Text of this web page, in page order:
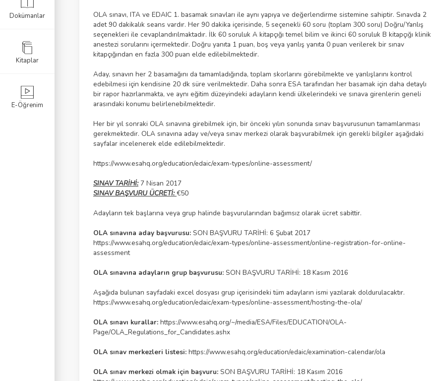
OLA sınavı, ITA ve EDAIC 1. basamak sınavları ile aynı yapıya ve değerlendirme sistemine sahiptir. Sınavda 2
adet 90 dakikalık seans vardır. Her 90 dakika içerisinde, 5 seçenekli 60 soru (toplam 300 soru) Doğru/Yanlış
seçenekleri ile cevaplandırılmaktadır. İlk 60 soruluk A kitapçığı temel bilim ve ikinci 60 soruluk B kitapçığı klinik
anestezi sorularını içermektedir. Doğru yanıta 1 puan, boş veya yanlış yanıta 0 puan verilerek bir sınav
kitapçığından en fazla 300 puan elde edilebilmektedir.
Aday, sınavın her 2 basamağını da tamamladığında, toplam skorlarını görebilmekte ve yanlışlarını kontrol
edebilmesi için kendisine 20 dk süre verilmektedir. Daha sonra ESA tarafından her basamak için daha detaylı
bir rapor hazırlanmakta, ve aynı eğitim düzeyindeki adayların kendi ülkelerindeki ve sınava girenlerin geneli
arasındaki konumu belirlenebilmektedir.
Her bir yıl sonraki OLA sınavına girebilmek için, bir önceki yılın sonunda sınav başvurusunun tamamlanması
gerekmektedir. OLA sınavına aday ve/veya sınav merkezi olarak başvurabilmek için gerekli bilgiler aşağıdaki
sayfalar incelenerek elde edilebilmektedir.
https://www.esahq.org/education/edaic/exam-types/online-assessment/
SINAV TARİHİ:7 Nisan 2017
SINAV BAŞVURU ÜCRETİ:€50
Adayların tek başlarına veya grup halinde başvurularından bağımsız olarak ücret sabittir.
OLA sınavına aday başvurusu: SON BAŞVURU TARİHİ: 6 Şubat 2017
https://www.esahq.org/education/edaic/exam-types/online-assessment/online-registration-for-online-
assessment
OLA sınavına adayların grup başvurusu: SON BAŞVURU TARİHİ: 18 Kasım 2016
Aşağıda bulunan sayfadaki excel dosyası grup içerisindeki tüm adayların ismi yazılarak doldurulacaktır.
https://www.esahq.org/education/edaic/exam-types/online-assessment/hosting-the-ola/
OLA sınavı kurallar: https://www.esahq.org/~/media/ESA/Files/EDUCATION/OLA-
Page/OLA_Regulations_for_Candidates.ashx
OLA sınav merkezleri listesi: https://www.esahq.org/education/edaic/examination-calendar/ola
OLA sınav merkezi olmak için başvuru: SON BAŞVURU TARİHİ: 18 Kasım 2016
Dokümanlar
Kitaplar
E-Öğrenim